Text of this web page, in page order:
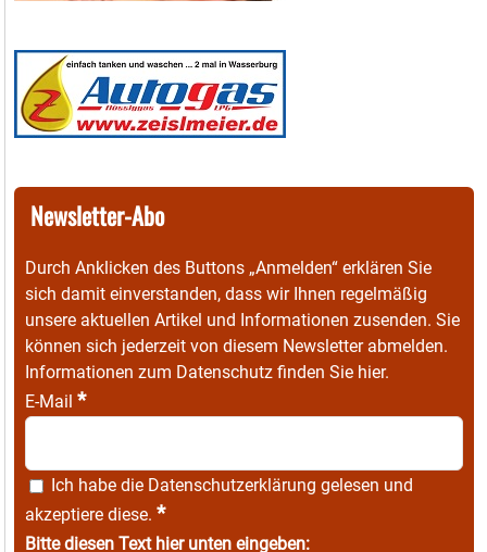
Newsletter-Abo
Durch Anklicken des Buttons „Anmelden“ erklären Sie
sich damit einverstanden, dass wir Ihnen regelmäßig
unsere aktuellen Artikel und Informationen zusenden. Sie
können sich jederzeit von diesem Newsletter abmelden.
Informationen zum Datenschutz finden Sie hier.
E-Mail *
Ich habe die Datenschutzerklärung gelesen und
akzeptiere diese. *
Bitte diesen Text hier unten eingeben: